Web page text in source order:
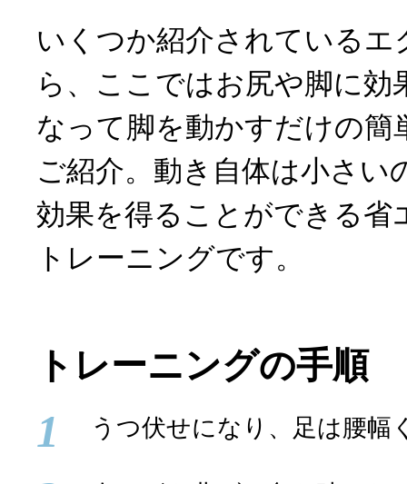
いくつか紹介されている
ら、ここではお尻や脚に効
なって脚を動かすだけの簡
ご紹介。動き自体は小さい
効果を得ることができる省
トレーニングです。
トレーニングの手順
1 うつ伏せになり、足は腰幅